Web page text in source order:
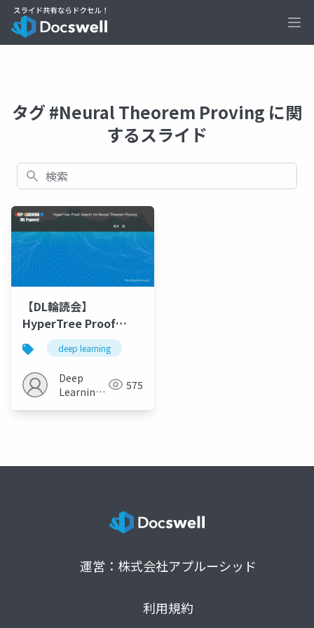
タグ #Neural Theorem Proving に関
するスライド
検索
【DL輪読会】
HyperTree Proof
Search for Neural
Theorem Proving
deep learning
Deep
Learning
575
運営：株式会社アプルーシッド
利用規約